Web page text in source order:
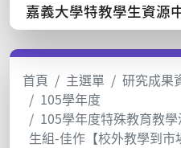
嘉義大學特教學生資源
首頁 主選單 研究成果
105學年度
105學年度特殊教育教
生組-佳作【校外教學到市